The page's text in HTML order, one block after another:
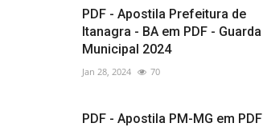
PDF - Apostila Prefeitura de
Itanagra - BA em PDF - Guarda
Municipal 2024
Jan 28, 2024 70
PDF - Apostila PM-MG em PDF